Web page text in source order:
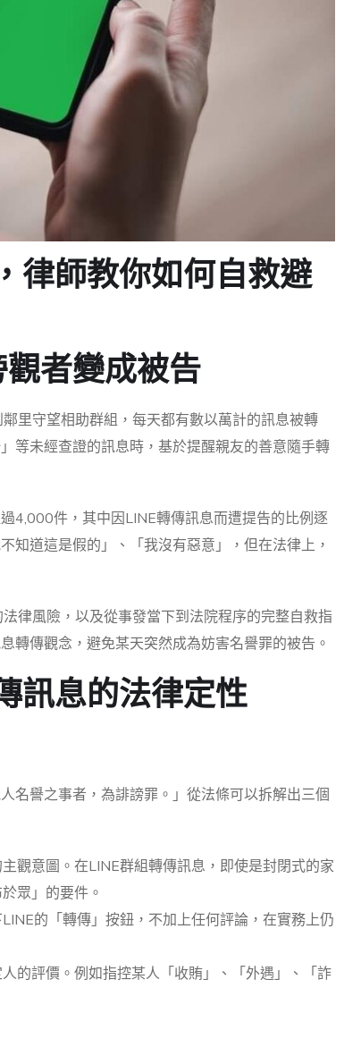
律師教你如何自救避
者變成被告
里守望相助群組，每天都有數以萬計的訊息被轉
等未經查證的訊息時，基於提醒親友的善意隨手轉
4,000件，其中因LINE轉傳訊息而遭提告的比例逐
知道這是假的」、「我沒有惡意」，但在法律上，
律風險，以及從事發當下到法院程序的完整自救指
轉傳觀念，避免某天突然成為妨害名譽罪的被告。
訊息的法律定性
名譽之事者，為誹謗罪。」從法條可以拆解出三個
觀意圖。在LINE群組轉傳訊息，即使是封閉式的家
眾」的要件。
的「轉傳」按鈕，不加上任何評論，在實務上仍
的評價。例如指控某人「收賄」、「外遇」、「詐